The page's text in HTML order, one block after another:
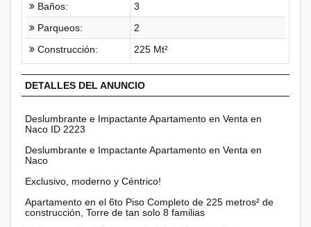
Baños:
3
Parqueos:
2
Construcción:
225 Mt²
DETALLES DEL ANUNCIO
Deslumbrante e Impactante Apartamento en Venta en
Naco ID 2223
Deslumbrante e Impactante Apartamento en Venta en
Naco
Exclusivo, moderno y Céntrico!
Apartamento en el 6to Piso Completo de 225 metros² de
construcción, Torre de tan solo 8 familias